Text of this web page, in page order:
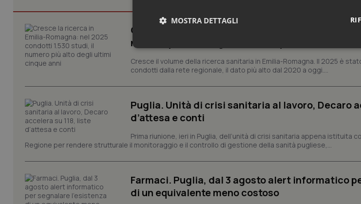
Cresce la ricerca in Emilia-Romagna: nel 2025
numero più alto degli ultimi cinque anni
Cresce il volume della ricerca sanitaria in Emilia-Romagna. Il 2025 è
condotti dalla rete regionale, il dato più alto dal 2020 a oggi....
Puglia. Unità di crisi sanitaria al lavoro, Decaro
d’attesa e conti
Prima riunione, ieri in Puglia, dell’unità di crisi sanitaria appena istituita
Regione per rendere strutturale il monitoraggio e il controllo di gestione della sanità pugliese,...
Farmaci. Puglia, dal 3 agosto alert informatico
di un equivalente meno costoso
MOSTRA DETTAGLI
Necessari Statistici
I cookie necessari contribuiscono a rendere fruibile il sito web abilitandone
e l'accesso alle aree protette del sito. Il sito web non è in grado di funzionare
.youtube.com
settimane